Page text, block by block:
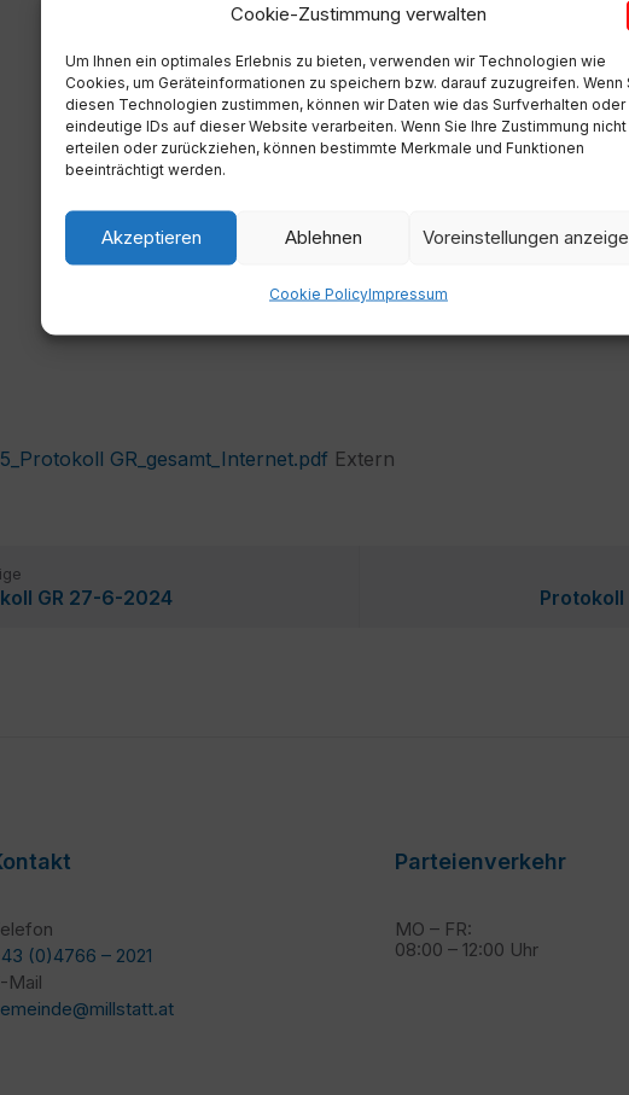
Cookie-Zustimmung verwalten
Um Ihnen ein optimales Erlebnis zu bieten, verwenden wir Technologien wie
Cookies, um Geräteinformationen zu speichern bzw. darauf zuzugreifen. Wenn
diesen Technologien zustimmen, können wir Daten wie das Surfverhalten oder
eindeutige IDs auf dieser Website verarbeiten. Wenn Sie Ihre Zustimmung nicht
erteilen oder zurückziehen, können bestimmte Merkmale und Funktionen
beeinträchtigt werden.
Akzeptieren Ablehnen Voreinstellungen
Cookie PolicyImpressum
GR_gesamt_Internet.pdf File
Extern
GR 27-6-2024 Protokoll
(0)4766 – 2021
Mail
Parteienverkehr
MO – FR:
08:00 – 12:00 Uhr